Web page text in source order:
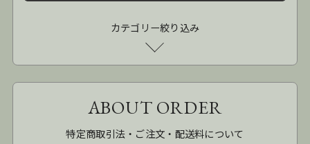
カテゴリー絞り込み
ABOUT ORDER
特定商取引法・ご注文・配送料について